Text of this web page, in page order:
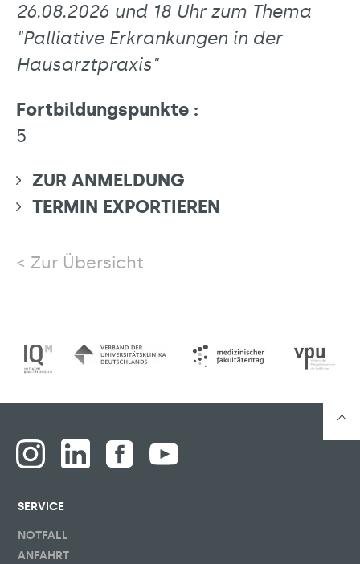
26.08.2026 und 18 Uhr zum Thema
"Palliative Erkrankungen in der
Hausarztpraxis"
Fortbildungspunkte :
5
ZUR ANMELDUNG
TERMIN EXPORTIEREN
Zur Übersicht
SERVICE
NOTFALL
ANFAHRT